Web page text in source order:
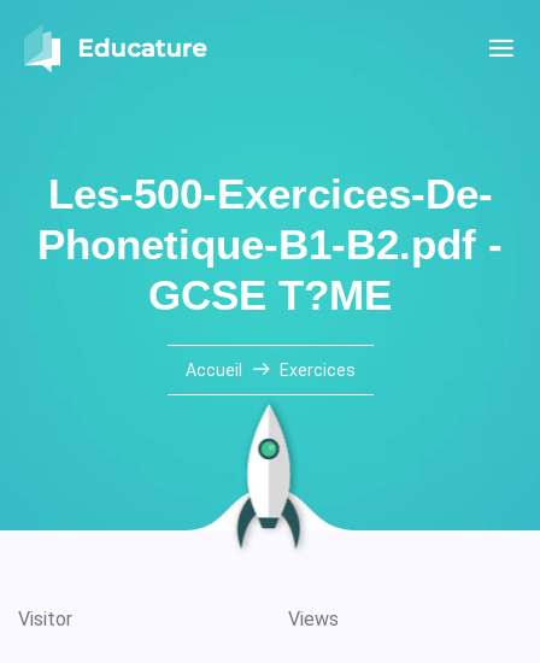
Les-500-Exercices-De-
Phonetique-B1-B2.pdf -
GCSE T?ME
Accueil Exercices
Visitor Views